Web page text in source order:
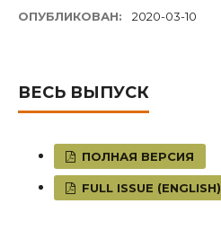
ОПУБЛИКОВАН: 2020-03-10
ВЕСЬ ВЫПУСК
ПОЛНАЯ ВЕРСИЯ
FULL ISSUE (ENGLISH)